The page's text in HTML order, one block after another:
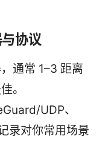
协议
通常 1–3 距离
。
UDP、
录对你常用场景